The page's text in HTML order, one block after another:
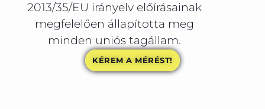
2013/35/EU irányelv előírásainak
megfelelően állapította meg
minden uniós tagállam.
KÉREM A MÉRÉST!